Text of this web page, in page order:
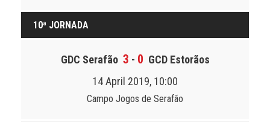
10ª JORNADA
GDC Serafão 3 - 0 GCD Estorãos
14 April 2019, 10:00
Campo Jogos de Serafão